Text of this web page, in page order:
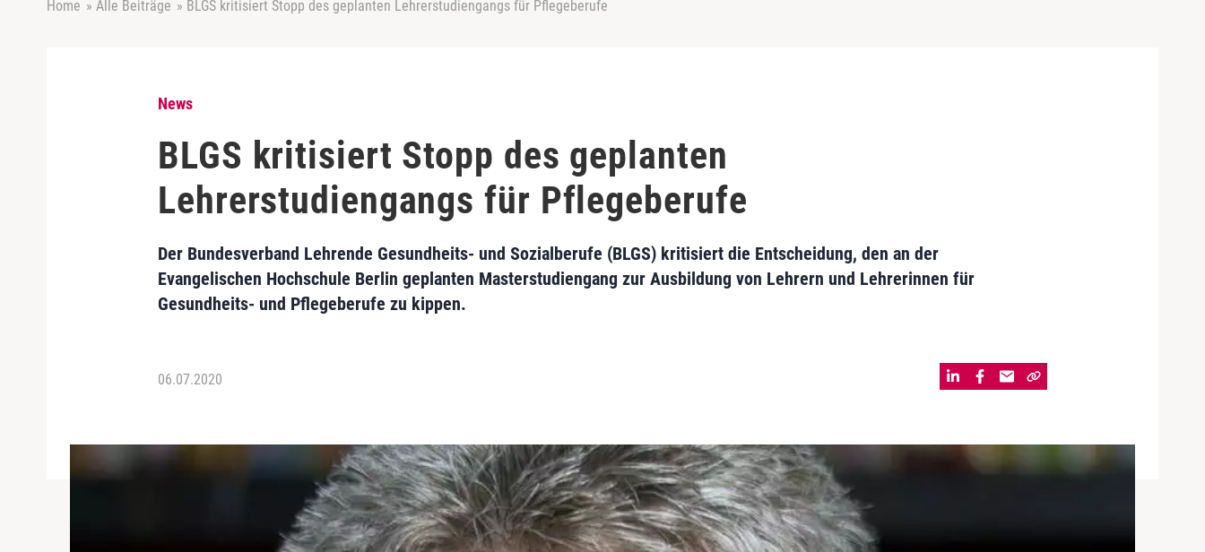
Home » Alle Beiträge » BLGS kritisiert Stopp des geplanten Lehrerstudiengangs für Pflegeberufe
News
BLGS kritisiert Stopp des geplanten
Lehrerstudiengangs für Pflegeberufe
Der Bundesverband Lehrende Gesundheits- und Sozialberufe (BLGS) kritisiert die Entscheidung, den an der
Evangelischen Hochschule Berlin geplanten Masterstudiengang zur Ausbildung von Lehrern und Lehrerinnen für
Gesundheits- und Pflegeberufe zu kippen.
06.07.2020